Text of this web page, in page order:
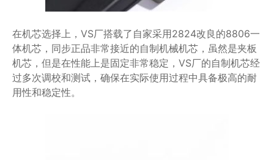
在机芯选择上，VS厂搭载了自家采用2824改良的8806一
体机芯，同步正品非常接近的自制机械机芯，虽然是夹板
机芯，但是在性能上是固定非常稳定，VS厂的自制机芯经
过多次调校和测试，确保在实际使用过程中具备极高的耐
用性和稳定性。